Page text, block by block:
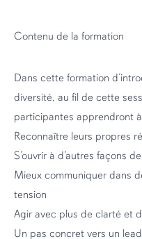
Contenu de la formation
Dans cette formation
diversité, au fil de cette
participantes apprendront
Reconnaître leurs propres
S’ouvrir à d’autres façons
Mieux communiquer dans
tension
Agir avec plus de clarté et
Un pas concret vers un